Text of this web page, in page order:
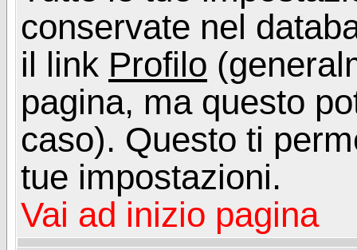
conservate nel
il link Profilo
pagina, ma questo
caso). Questo ti
tue impostazioni.
Vai ad inizio pagina